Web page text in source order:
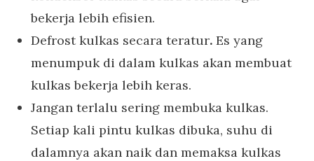
bekerja lebih efisien.
Defrost kulkas secara teratur. Es yang
menumpuk di dalam kulkas akan membuat
kulkas bekerja lebih keras.
Jangan terlalu sering membuka kulkas.
Setiap kali pintu kulkas dibuka, suhu di
dalamnya akan naik dan memaksa kulkas